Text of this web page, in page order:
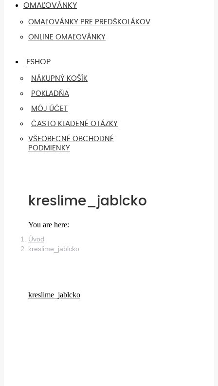
OMAĽOVÁNKY
OMAĽOVÁNKY PRE PREDŠKOLÁKOV
ONLINE OMAĽOVÁNKY
ESHOP
NÁKUPNÝ KOŠÍK
POKLADŇA
MÔJ ÚČET
ČASTO KLADENÉ OTÁZKY
VŠEOBECNÉ OBCHODNÉ
PODMIENKY
kreslime_jablcko
You are here:
Úvod
kreslime_jablcko
kreslime_jablcko